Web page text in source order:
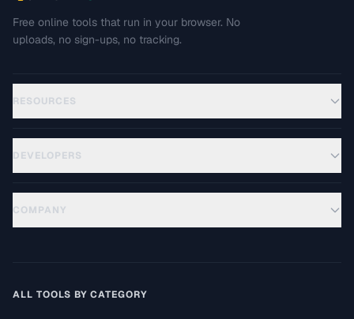
Free online tools that run in your browser. No
uploads, no sign-ups, no tracking.
RESOURCES
DEVELOPERS
COMPANY
ALL TOOLS BY CATEGORY